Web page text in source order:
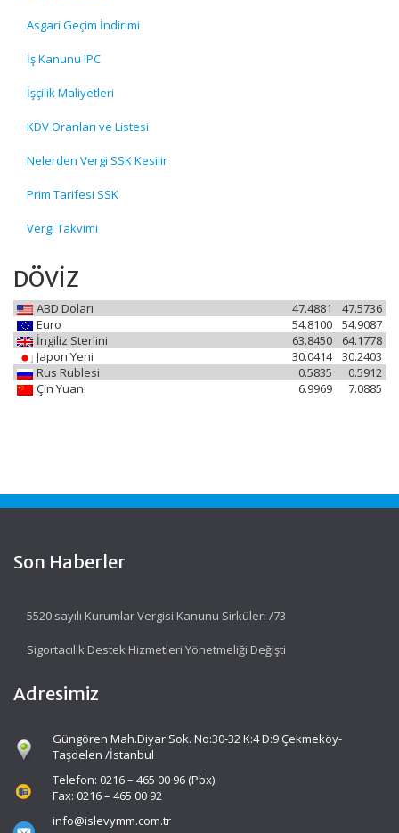
Asgari Geçim İndirimi
İş Kanunu IPC
İşçilik Maliyetleri
KDV Oranları ve Listesi
Nelerden Vergi SSK Kesilir
Prim Tarifesi SSK
Vergi Takvimi
DÖVİZ
ABD Doları 47.5736
47.4881
Euro
54.9087
54.8100
İngiliz Sterlini
64.1778
63.8450
Japon Yeni
30.2403
30.0414
Rus Rublesi
0.5912
0.5835
Çin Yuanı
7.0885
6.9969
Son Haberler
5520 sayılı Kurumlar Vergisi Kanunu Sirküleri /73
Sigortacılık Destek Hizmetleri Yönetmeliği Değişti
Adresimiz
Güngören Mah.Diyar Sok. No:30-32 K:4 D:9 Çekmeköy-
Taşdelen /İstanbul
Telefon: 0216 – 465 00 96 (Pbx)
Fax: 0216 – 465 00 92
info@islevymm.com.tr